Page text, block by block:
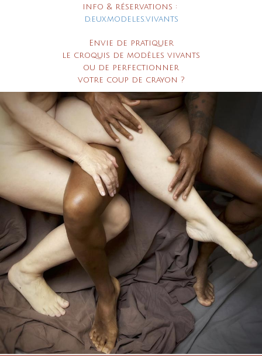
info & réservations :
d.eux.modeles.vivants
Envie de pratiquer
le croquis de modèles vivants
ou de perfectionner
votre coup de crayon ?